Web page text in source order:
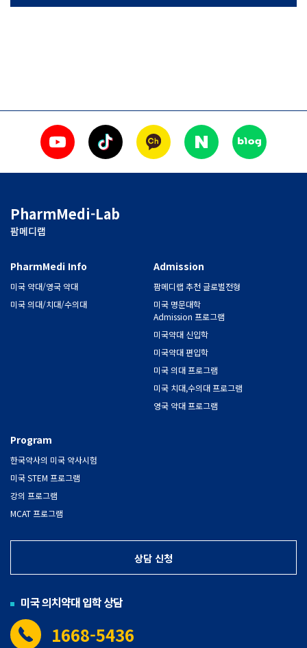
PharmMedi-Lab
팜메디랩
PharmMedi Info
미국 약대/영국 약대
미국 의대/치대/수의대
Admission
팜메디랩 추천 글로벌전형
미국 명문대학
Admission 프로그램
미국약대 신입학
미국약대 편입학
미국 의대 프로그램
미국 치대,수의대 프로그램
영국 약대 프로그램
Program
한국약사의 미국 약사시험
미국 STEM 프로그램
강의 프로그램
MCAT 프로그램
상담 신청
미국 의치약대 입학 상담
1668-5436